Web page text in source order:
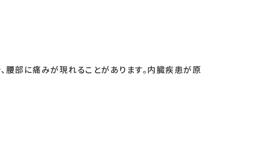
腰部に痛みが現れることがあります。内臓疾患が原